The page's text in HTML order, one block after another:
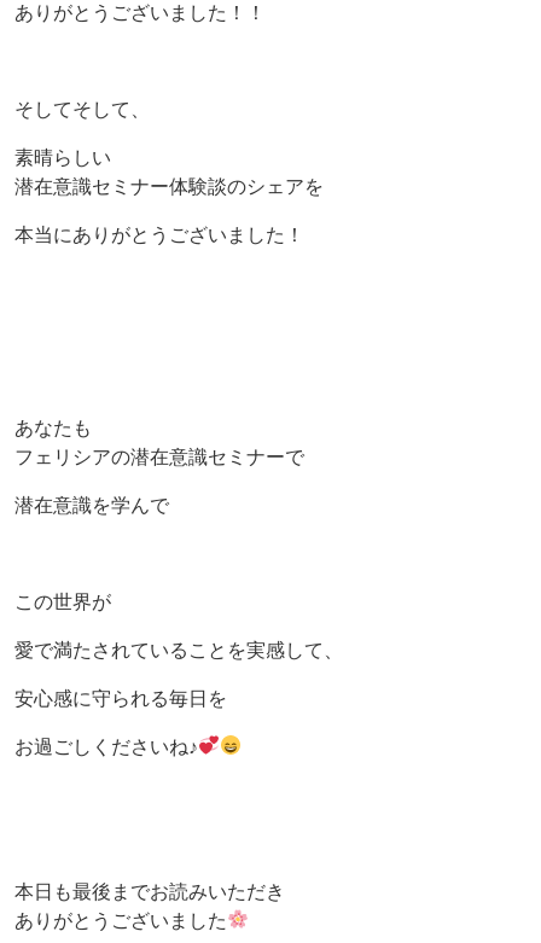
ありがとうございました！！
そしてそして、
素晴らしい
潜在意識セミナー体験談のシェアを
本当にありがとうございました！
あなたも
フェリシアの潜在意識セミナーで
潜在意識を学んで
この世界が
愛で満たされていることを実感して、
安心感に守られる毎日を
お過ごしくださいね♪
本日も最後までお読みいただき
ありがとうございました